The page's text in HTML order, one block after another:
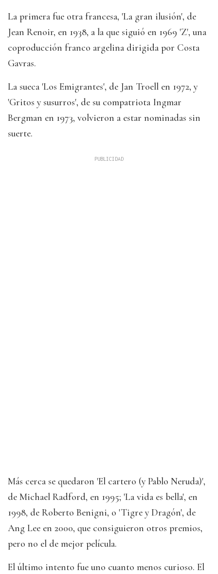
La primera fue otra francesa, 'La gran ilusión', de
Jean Renoir, en 1938, a la que siguió en 1969 'Z', una
coproducción franco argelina dirigida por Costa
Gavras.
La sueca 'Los Emigrantes', de Jan Troell en 1972, y
'Gritos y susurros', de su compatriota Ingmar
Bergman en 1973, volvieron a estar nominadas sin
suerte.
Más cerca se quedaron 'El cartero (y Pablo Neruda)',
de Michael Radford, en 1995; 'La vida es bella', en
1998, de Roberto Benigni, o 'Tigre y Dragón', de
Ang Lee en 2000, que consiguieron otros premios,
pero no el de mejor película.
El último intento fue uno cuanto menos curioso. El